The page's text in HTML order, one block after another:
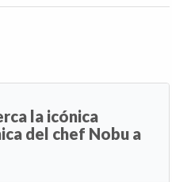
la icónica
del chef Nobu a